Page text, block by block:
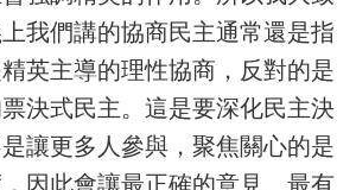
我們講的協商民主通常還是指
英主導的理性協商，反對的是
決式民主。這是要深化民主決
讓更多人參與，聚焦關心的是
因此會讓最正確的意見、最有